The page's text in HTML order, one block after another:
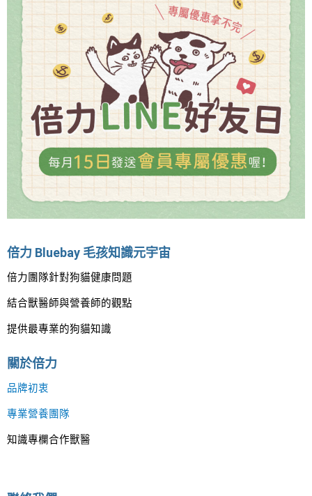
倍力 Bluebay 毛孩知識元宇宙
倍力團隊針對狗貓健康問題
結合獸醫師與營養師的觀點
提供最專業的狗貓知識
關於倍力
品牌初衷
專業營養團隊
知識專欄合作獸醫